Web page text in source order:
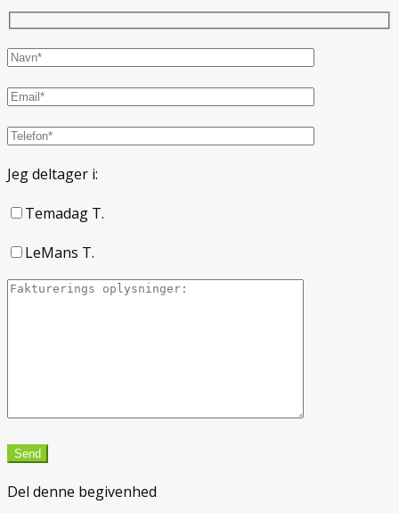
Jeg deltager i:
Temadag T.
LeMans T.
Del denne begivenhed